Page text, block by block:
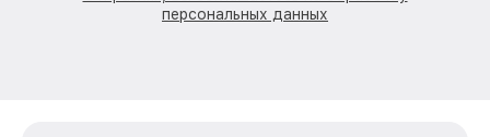
персональных данных